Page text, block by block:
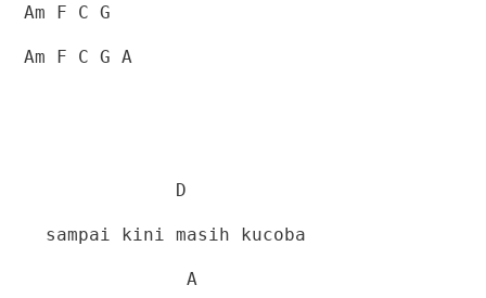
Am F C G
Am F C G A
D
sampai kini masih kucoba
A